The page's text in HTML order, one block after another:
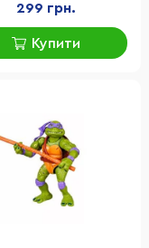
299 грн.
Купити